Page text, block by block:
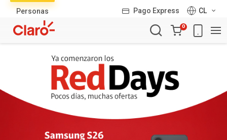
Personas Pago Express
CL
Carro
de
0
productos